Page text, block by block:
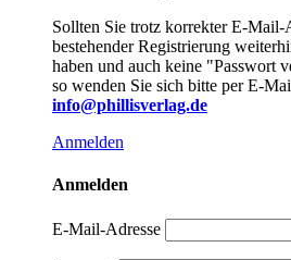
Sollten Sie trotz korrekter E-Mail-
bestehender Registrierung
haben und auch keine "Passwort
so wenden Sie sich bitte per E-
info@phillisverlag.de
Anmelden
Anmelden
E-Mail-Adresse